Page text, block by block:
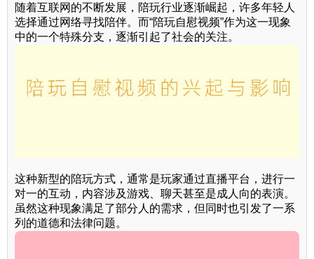
随着互联网的不断发展，陪玩行业逐渐崛起，许多年轻人
选择通过网络寻找陪伴。而“陪玩自慰视频”作为这一现象
中的一个特殊分支，逐渐引起了社会的关注。
这种新型的陪玩方式，通常是玩家通过直播平台，进行一
对一的互动，内容涉及游戏、聊天甚至是成人向的表演。
虽然这种现象满足了部分人的需求，但同时也引发了一系
列的道德和法律问题。